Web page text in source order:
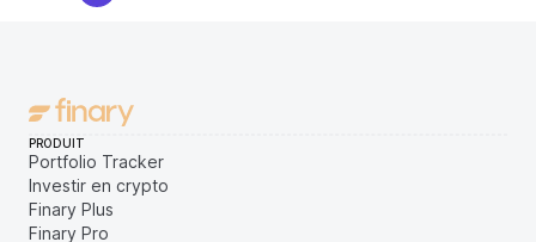
PRODUIT
Portfolio Tracker
Investir en crypto
Finary Plus
Finary Pro